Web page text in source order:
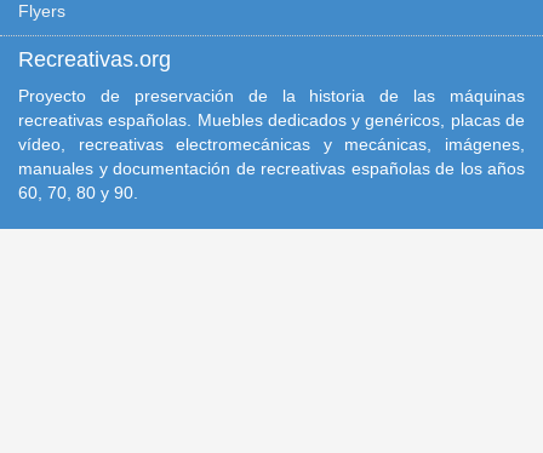
Flyers
Recreativas.org
Proyecto de preservación de la historia de las máquinas
recreativas españolas. Muebles dedicados y genéricos, placas de
vídeo, recreativas electromecánicas y mecánicas, imágenes,
manuales y documentación de recreativas españolas de los años
60, 70, 80 y 90.